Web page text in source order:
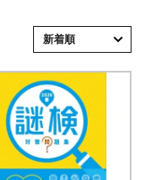
新着順